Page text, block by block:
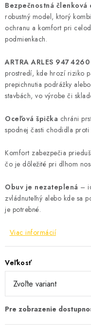
Bezpečnostná členková
robustný model, ktorý
ochranu a komfort pri
podmienkach.
ARTRA ARLES 947 4260
prostredí, kde hrozí riziko
prepichnutia podrážky
stavbách, vo výrobe či
Oceľová špička chráni
spodnej časti chodidla
Komfort zabezpečia
čo je dôležité pri dlhom
Obuv je nezateplená –
zvládnuteľný alebo kde sa
je potrebné.
Viac informácií
Veľkosť